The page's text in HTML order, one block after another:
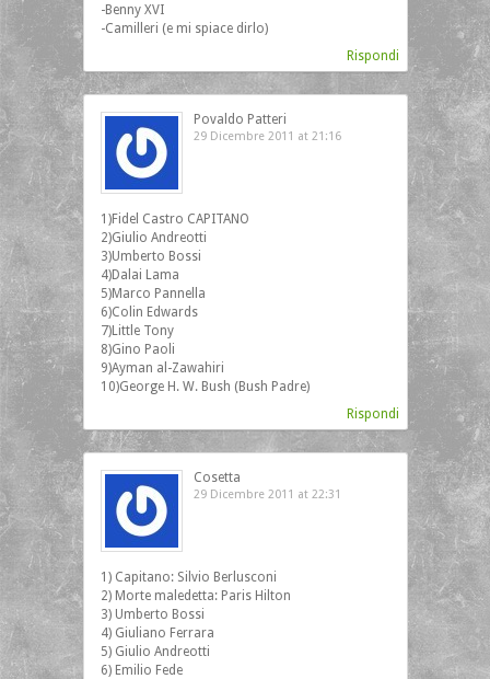
-Benny XVI
-Camilleri (e mi spiace dirlo)
Rispondi
Povaldo Patteri
29 Dicembre 2011 at 21:16
1)Fidel Castro CAPITANO
2)Giulio Andreotti
3)Umberto Bossi
4)Dalai Lama
5)Marco Pannella
6)Colin Edwards
7)Little Tony
8)Gino Paoli
9)Ayman al-Zawahiri
10)George H. W. Bush (Bush Padre)
Rispondi
Cosetta
29 Dicembre 2011 at 22:31
1) Capitano: Silvio Berlusconi
2) Morte maledetta: Paris Hilton
3) Umberto Bossi
4) Giuliano Ferrara
5) Giulio Andreotti
6) Emilio Fede